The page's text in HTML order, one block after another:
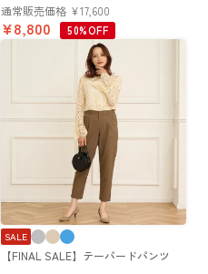
通常販売価格 ¥17,600
¥8,800 50%OFF
【FINAL SALE】テーパードパンツ
SALE